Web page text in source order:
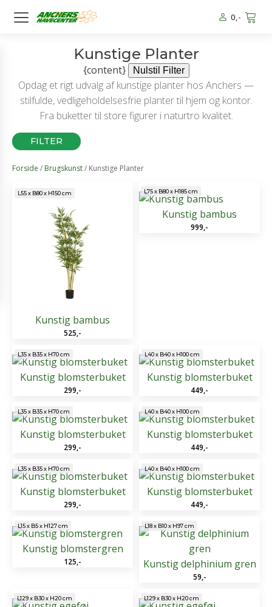
0,-
Kunstige Planter
{content} Nulstil Filter
Opdag et rigt udvalg af kunstige planter hos Anchers —
stilfulde, vedligeholdelsesfrie planter til hjem og kontor.
Fra buketter til store figurer i naturtro kvalitet.
FILTER
Forside / Brugskunst/ Kunstige Planter
L55 x B80 x H150 cm
Kunstig bambus
525,-
L75 x B80 x H185 cm
Kunstig bambus
999,-
L35 x B35 x H70 cm
Kunstig blomsterbuket
299,-
L40 x B40 x H100 cm
Kunstig blomsterbuket
449,-
L35 x B35 x H70 cm
Kunstig blomsterbuket
299,-
L40 x B40 x H100 cm
Kunstig blomsterbuket
449,-
L35 x B35 x H70 cm
Kunstig blomsterbuket
299,-
L40 x B40 x H100 cm
Kunstig blomsterbuket
449,-
L15 x B5 x H127 cm
Kunstig blomstergren
125,-
L18 x B10 x H97 cm
Kunstig delphinium gren
59,-
L129 x B30 x H20 cm L129 x B30 x H20 cm